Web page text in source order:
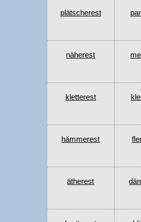
plätscherest
näherest
kletterest
hämmerest
ätherest